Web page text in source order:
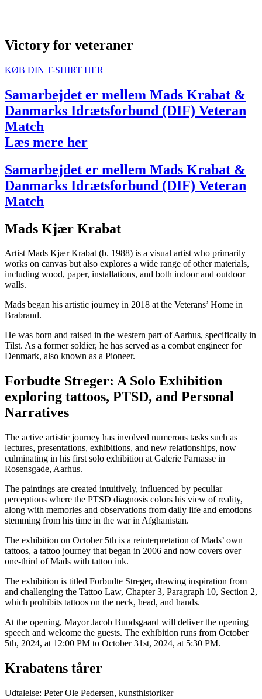
Victory for veteraner
KØB DIN T-SHIRT HER
Samarbejdet er mellem Mads Krabat &
Danmarks Idrætsforbund (DIF) Veteran
Match
Læs mere her
Samarbejdet er mellem Mads Krabat &
Danmarks Idrætsforbund (DIF) Veteran
Match
Mads Kjær Krabat
Artist Mads Kjær Krabat (b. 1988) is a visual artist who primarily
works on canvas but also explores a wide range of other materials,
including wood, paper, installations, and both indoor and outdoor
walls.
Mads began his artistic journey in 2018 at the Veterans’ Home in
Brabrand.
He was born and raised in the western part of Aarhus, specifically in
Tilst. As a former soldier, he has served as a combat engineer for
Denmark, also known as a Pioneer.
Forbudte Streger: A Solo Exhibition
exploring tattoos, PTSD, and Personal
Narratives
The active artistic journey has involved numerous tasks such as
lectures, presentations, exhibitions, and new relationships, now
culminating in his first solo exhibition at Galerie Parnasse in
Rosensgade, Aarhus.
The paintings are created intuitively, influenced by peculiar
perceptions where the PTSD diagnosis colors his view of reality,
along with memories and observations from daily life and emotions
stemming from his time in the war in Afghanistan.
The exhibition on October 5th is a reinterpretation of Mads’ own
tattoos, a tattoo journey that began in 2006 and now covers over
one-third of Mads with tattoo ink.
The exhibition is titled Forbudte Streger, drawing inspiration from
and challenging the Tattoo Law, Chapter 3, Paragraph 10, Section 2,
which prohibits tattoos on the neck, head, and hands.
At the opening, Mayor Jacob Bundsgaard will deliver the opening
speech and welcome the guests. The exhibition runs from October
5th, 2024, at 12:00 PM to October 31st, 2024, at 5:30 PM.
Krabatens tårer
Udtalelse: Peter Ole Pedersen, kunsthistoriker